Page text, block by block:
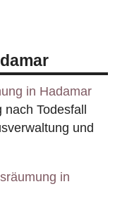
in Hadamar
Todesfall
und
in